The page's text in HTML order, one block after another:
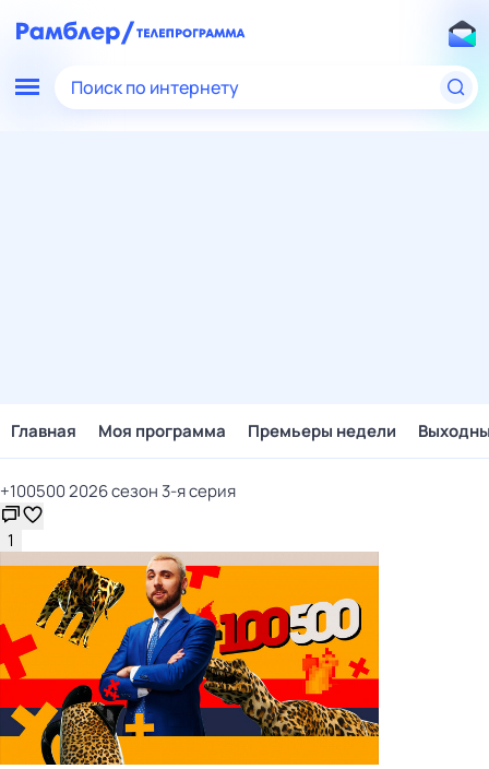
Поиск по интернету
Главная Моя программа Премьеры недели
+100500 2026 сезон 3-я серия
1